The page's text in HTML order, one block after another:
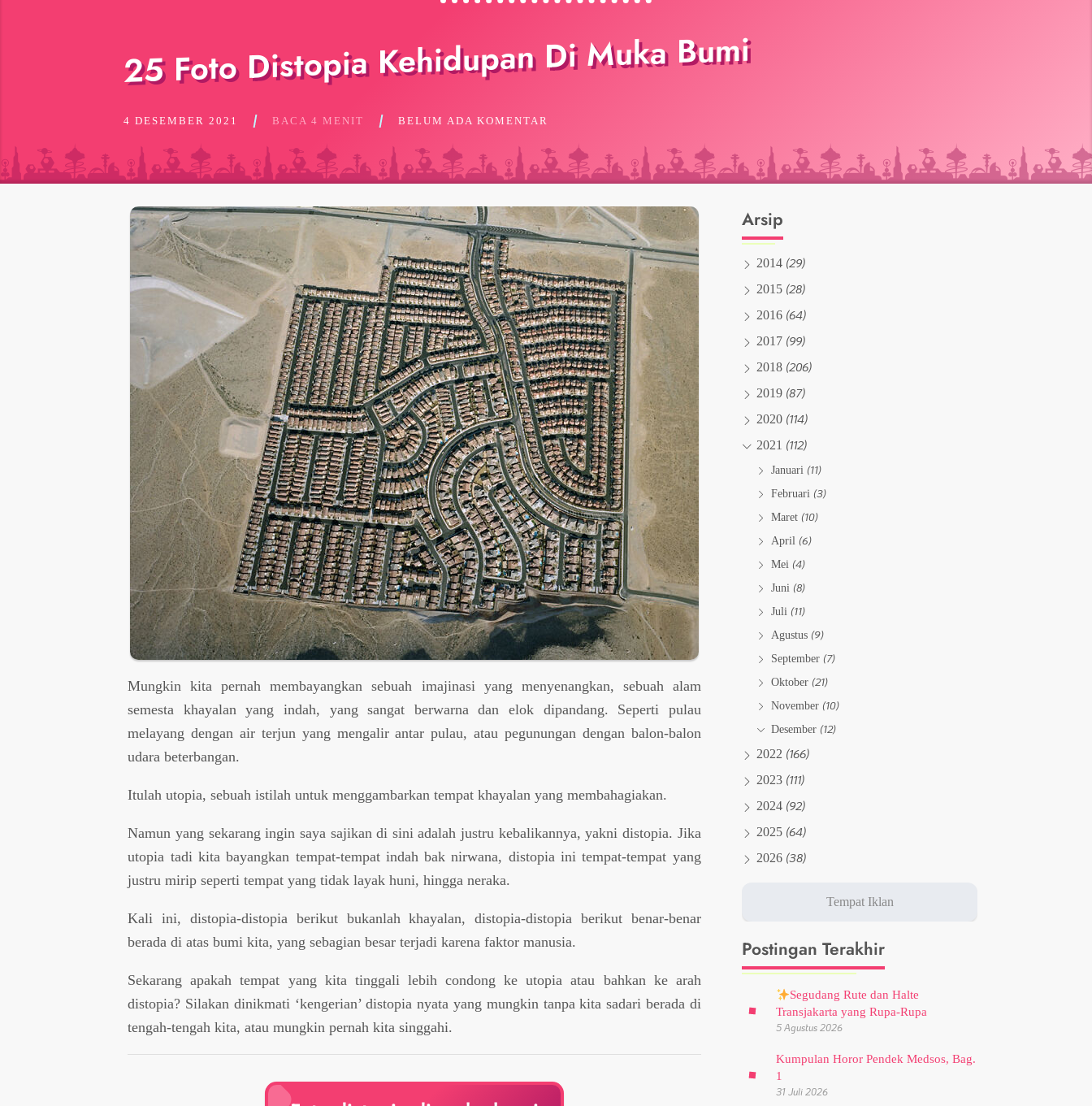
25 Foto Distopia Kehidupan Di Muka Bumi
4 DESEMBER 2021 BACA 4 MENIT BELUM ADA KOMENTAR
Mungkin kita pernah membayangkan sebuah imajinasi yang menyenangkan, sebuah alam
semesta khayalan yang indah, yang sangat berwarna dan elok dipandang. Seperti pulau
melayang dengan air terjun yang mengalir antar pulau, atau pegunungan dengan balon-balon
udara beterbangan.
Itulah utopia, sebuah istilah untuk menggambarkan tempat khayalan yang membahagiakan.
Namun yang sekarang ingin saya sajikan di sini adalah justru kebalikannya, yakni distopia. Jika
utopia tadi kita bayangkan tempat-tempat indah bak nirwana, distopia ini tempat-tempat yang
justru mirip seperti tempat yang tidak layak huni, hingga neraka.
Kali ini, distopia-distopia berikut bukanlah khayalan, distopia-distopia berikut benar-benar
berada di atas bumi kita, yang sebagian besar terjadi karena faktor manusia.
Sekarang apakah tempat yang kita tinggali lebih condong ke utopia atau bahkan ke arah
distopia? Silakan dinikmati ‘kengerian’ distopia nyata yang mungkin tanpa kita sadari berada di
tengah-tengah kita, atau mungkin pernah kita singgahi.
Arsip
2014 (29)
2015 (28)
2016 (64)
2017 (99)
2018 (206)
2019 (87)
2020 (114)
2021 (112)
Januari (11)
Februari (3)
Maret (10)
April (6)
Mei (4)
Juni (8)
Juli (11)
Agustus (9)
September (7)
Oktober (21)
November (10)
Desember (12)
2022 (166)
2023 (111)
2024 (92)
2025 (64)
2026 (38)
Postingan Terakhir
Segudang Rute dan Halte
Transjakarta yang Rupa-Rupa
5 Agustus 2026
Kumpulan Horor Pendek Medsos, Bag.
1
31 Juli 2026